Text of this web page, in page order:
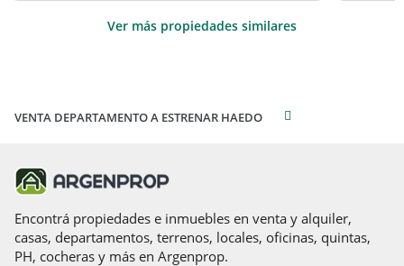
Ver más propiedades similares
VENTA DEPARTAMENTO A ESTRENAR HAEDO
Encontrá propiedades e inmuebles en venta y alquiler,
casas, departamentos, terrenos, locales, oficinas, quintas,
PH, cocheras y más en Argenprop.